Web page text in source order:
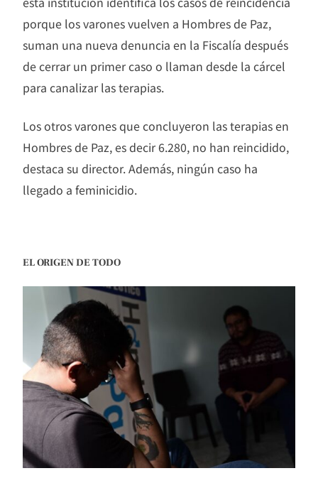
porque los varones vuelven a Hombres de Paz,
suman una nueva denuncia en la Fiscalía después
de cerrar un primer caso o llaman desde la cárcel
para canalizar las terapias.
Los otros varones que concluyeron las terapias en
Hombres de Paz, es decir 6.280, no han reincidido,
destaca su director. Además, ningún caso ha
llegado a feminicidio.
EL ORIGEN DE TODO